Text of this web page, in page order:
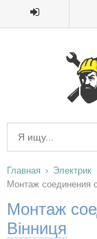
Главная Электрик
Монтаж соединения
Монтаж
Вінниця